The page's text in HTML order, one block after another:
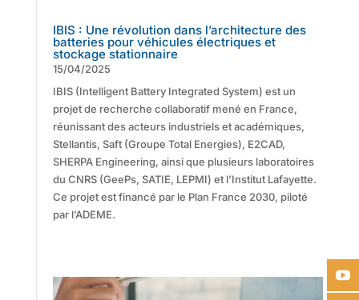
IBIS : Une révolution dans l’architecture des
batteries pour véhicules électriques et
stockage stationnaire
15/04/2025
IBIS (Intelligent Battery Integrated System) est un
projet de recherche collaboratif mené en France,
réunissant des acteurs industriels et académiques,
Stellantis, Saft (Groupe Total Energies), E2CAD,
SHERPA Engineering, ainsi que plusieurs laboratoires
du CNRS (GeePs, SATIE, LEPMI) et l’Institut Lafayette.
Ce projet est financé par le Plan France 2030, piloté
par l’ADEME.